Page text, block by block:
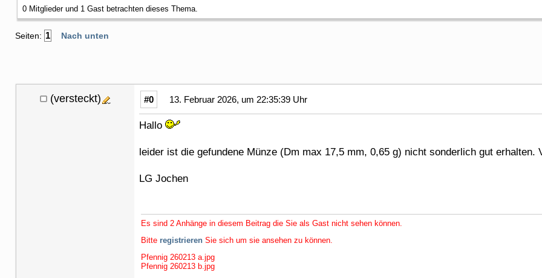
0 Mitglieder und 1 Gast betrachten dieses Thema.
Seiten: 1 Nach unten
(versteckt) #0 13. Februar 2026, um 22:35:39 Uhr
Hallo
leider ist die gefundene Münze (Dm max 17,5 mm, 0,65 g) nicht sonderlich gut
LG Jochen
Es sind 2 Anhänge in diesem Beitrag die Sie als Gast nicht sehen können.
Bitte registrieren Sie sich um sie ansehen zu können.
Pfennig 260213 a.jpg
Pfennig 260213 b.jpg